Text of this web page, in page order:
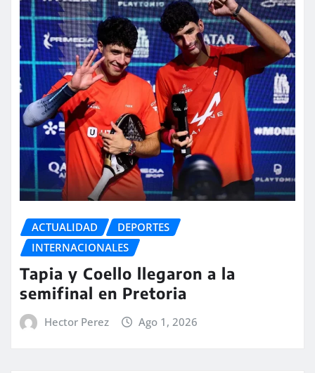
ACTUALIDAD
DEPORTES
INTERNACIONALES
Tapia y Coello llegaron a la
semifinal en Pretoria
Hector Perez Ago 1, 2026